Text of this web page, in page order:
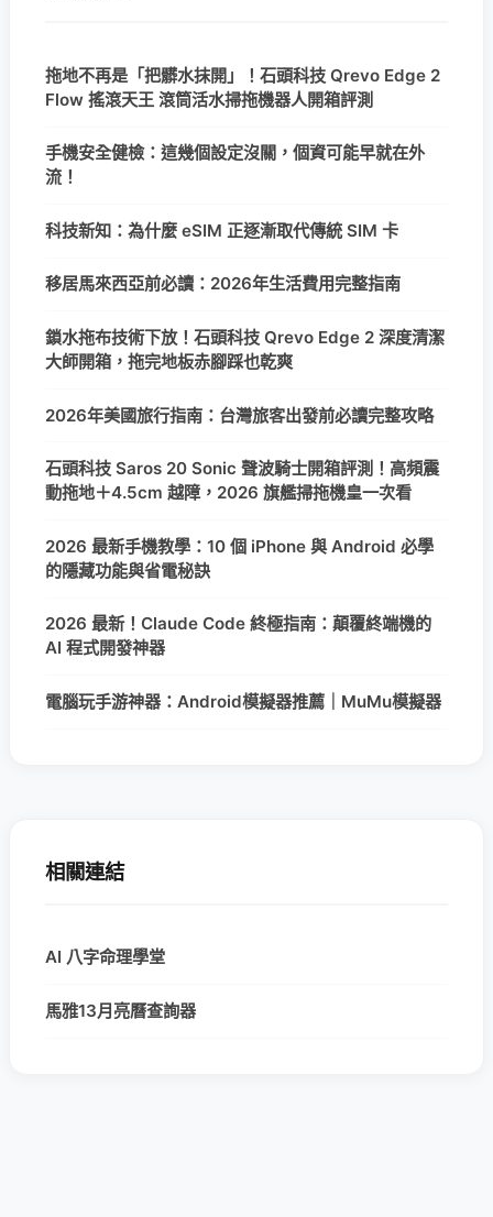
拖地不再是「把髒水抹開」！石頭科技 Qrevo Edge 2
Flow 搖滾天王 滾筒活水掃拖機器人開箱評測
手機安全健檢：這幾個設定沒關，個資可能早就在外
流！
科技新知：為什麼 eSIM 正逐漸取代傳統 SIM 卡
移居馬來西亞前必讀：2026年生活費用完整指南
鎖水拖布技術下放！石頭科技 Qrevo Edge 2 深度清潔
大師開箱，拖完地板赤腳踩也乾爽
2026年美國旅行指南：台灣旅客出發前必讀完整攻略
石頭科技 Saros 20 Sonic 聲波騎士開箱評測！高頻震
動拖地＋4.5cm 越障，2026 旗艦掃拖機皇一次看
2026 最新手機教學：10 個 iPhone 與 Android 必學
的隱藏功能與省電秘訣
2026 最新！Claude Code 終極指南：顛覆終端機的
AI 程式開發神器
電腦玩手游神器：Android模擬器推薦｜MuMu模擬器
相關連結
AI 八字命理學堂
馬雅13月亮曆查詢器